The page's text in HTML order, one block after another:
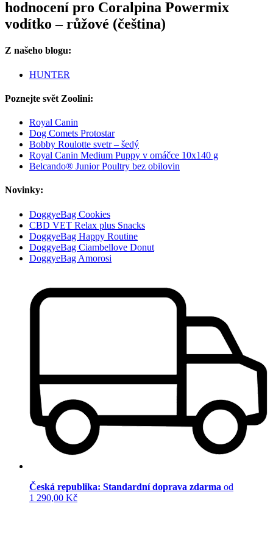
hodnocení pro Coralpina Powermix
vodítko – růžové (čeština)
Z našeho blogu:
HUNTER
Poznejte svět Zoolini:
Royal Canin
Dog Comets Protostar
Bobby Roulotte svetr – šedý
Royal Canin Medium Puppy v omáčce 10x140 g
Belcando® Junior Poultry bez obilovin
Novinky:
DoggyeBag Cookies
CBD VET Relax plus Snacks
DoggyeBag Happy Routine
DoggyeBag Ciambellove Donut
DoggyeBag Amorosi
Česká republika: Standardní doprava zdarma od
1 290,00 Kč